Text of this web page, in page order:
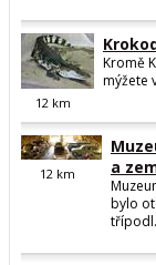
12 km
Kromě
mýžete
12km
a
bylo